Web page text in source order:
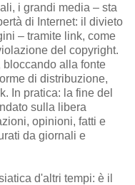
i grandi media – sta
di Internet: il divieto
– tramite link, come
del copyright.
alla fonte
di distribuzione,
In pratica: la fine del
sulla libera
opinioni, fatti e
da giornali e
d'altri tempi: è il